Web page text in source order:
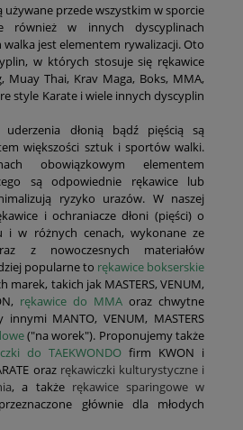
używane przede wszystkim w sporcie
również w innych dyscyplinach
jest elementem rywalizacji. Oto
w których stosuje się rękawice
Muay Thai, Krav Maga, Boks, MMA,
style Karate i wiele innych dyscyplin
dłonią bądź pięścią są
większości sztuk i sportów walki.
obowiązkowym elementem
są odpowiednie rękawice lub
ryzyko urazów. W naszej
i ochraniacze dłoni (pięści) o
i w różnych cenach, wykonane ze
z nowoczesnych materiałów
popularne to rękawice bokserskie
marek, takich jak MASTERS, VENUM,
rękawice do MMA oraz chwytne
MANTO, VENUM, MASTERS
("na worek"). Proponujemy także
do TAEKWONDO firm KWON i
oraz rękawiczki kulturystyczne i
, a także rękawice sparingowe w
głównie dla młodych